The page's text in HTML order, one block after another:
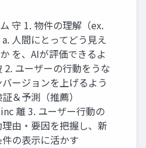
守 1. 物件の理解（ex.
人間にとってどう見え
を、AIが評価できるよ
2. ユーザーの行動をうな
ージョンを上げるよう
＆予測（推薦）
離 3. ユーザー行動の
由・要因を把握し、新
件の表示に活かす